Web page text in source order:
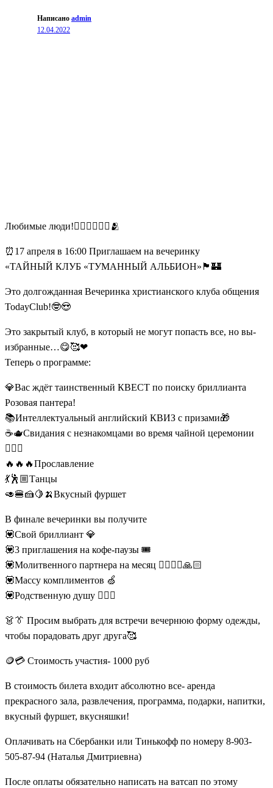
Написано admin
12.04.2022
Любимые люди!🙋🏼‍♀🙋🏻‍♂🫂
⏰17 апреля в 16:00 Приглашаем на вечеринку
«ТАЙНЫЙ КЛУБ «ТУМАННЫЙ АЛЬБИОН»🏴󠁧󠁢󠁥󠁮󠁧󠁿🏰
Это долгожданная Вечеринка христианского клуба общения
TodayClub!🤓😍
Это закрытый клуб, в который не могут попасть все, но вы-
избранные…😋🥰❤
Теперь о программе:
💎Вас ждёт таинственный КВЕСТ по поиску бриллианта
Розовая пантера!
📚Интеллектуальный английский КВИЗ с призами🎁
☕🫖Свидания с незнакомцами во время чайной церемонии
👩‍❤‍👨
🔥🔥🔥Прославление
💃🕺🏼Танцы
🥑🍔🍰🍋🍌Вкусный фуршет
В финале вечеринки вы получите
💟Свой бриллиант 💎
💟3 приглашения на кофе-паузы 🎟
💟Молитвенного партнера на месяц 🧎‍♀🧎‍♂🙏🏻
💟Массу комплиментов 🍏
💟Родственную душу 👩‍❤‍👨
👗👔 Просим выбрать для встречи вечернюю форму одежды,
чтобы порадовать друг друга🥰
🪙💳 Стоимость участия- 1000 руб
В стоимость билета входит абсолютно все- аренда
прекрасного зала, развлечения, программа, подарки, напитки,
вкусный фуршет, вкусняшки!
Оплачивать на Сбербанки или Тинькофф по номеру 8-903-
505-87-94 (Наталья Дмитриевна)
После оплаты обязательно написать на ватсап по этому